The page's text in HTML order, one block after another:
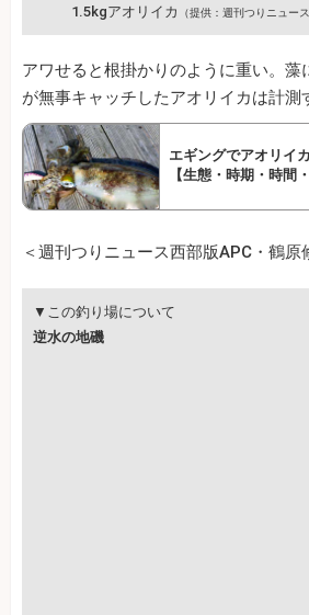
1.5kgアオリイカ （提供：週刊つりニュー
アワせると根掛かりのように重い。藻
が無事キャッチしたアオリイカは計測
エギングでアオリイ
【生態・時期・時間
＜週刊つりニュース西部版APC・鶴原
▼この釣り場について
逆水の地磯